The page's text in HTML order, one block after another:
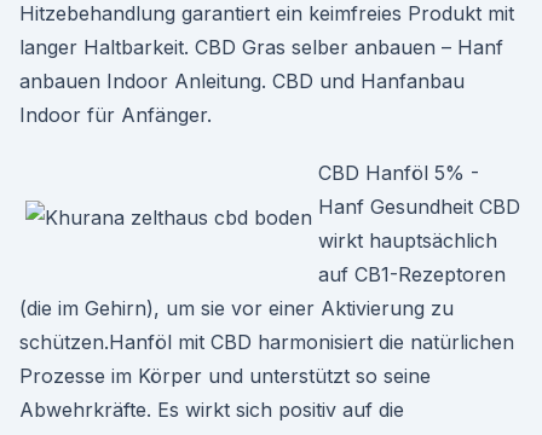
Hitzebehandlung garantiert ein keimfreies Produkt mit
langer Haltbarkeit. CBD Gras selber anbauen – Hanf
anbauen Indoor Anleitung. CBD und Hanfanbau
Indoor für Anfänger.
CBD Hanföl 5% -
Hanf Gesundheit CBD
wirkt hauptsächlich
auf CB1-Rezeptoren
(die im Gehirn), um sie vor einer Aktivierung zu
schützen.Hanföl mit CBD harmonisiert die natürlichen
Prozesse im Körper und unterstützt so seine
Abwehrkräfte. Es wirkt sich positiv auf die